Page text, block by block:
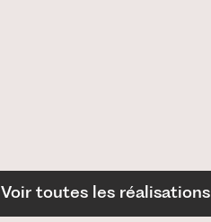
Voir toutes les réalisations